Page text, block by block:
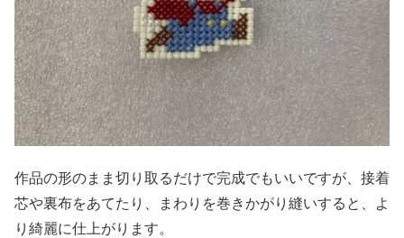
作品の形のまま切り取るだけで完成でもいいですが、接着
芯や裏布をあてたり、まわりを巻きかがり縫いすると、よ
り綺麗に仕上がります。